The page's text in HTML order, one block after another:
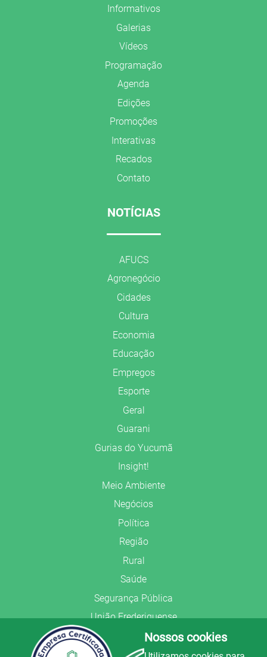
Informativos
Galerias
Vídeos
Programação
Agenda
Edições
Promoções
Interativas
Recados
Contato
NOTÍCIAS
AFUCS
Agronegócio
Cidades
Cultura
Economia
Educação
Empregos
Esporte
Geral
Guarani
Gurias do Yucumã
Insight!
Meio Ambiente
Negócios
Política
Região
Rural
Saúde
Segurança Pública
União Frederiquense
Nossos cookies